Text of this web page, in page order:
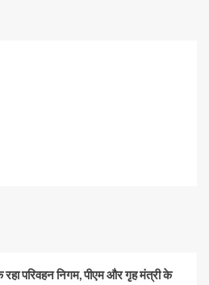
परिवहन निगम, पीएम और गृह मंत्री के